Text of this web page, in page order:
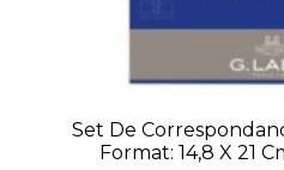
Set De
Format: 14,8 X 21